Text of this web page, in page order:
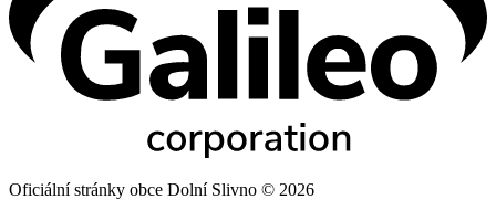
Oficiální stránky obce Dolní Slivno © 2026